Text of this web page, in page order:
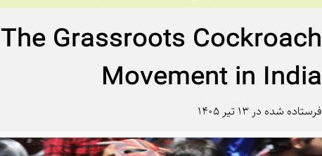
The Grassroots Cockroach
Movement in India
فرستاده شده در ۱۳ تیر ۱۴۰۵